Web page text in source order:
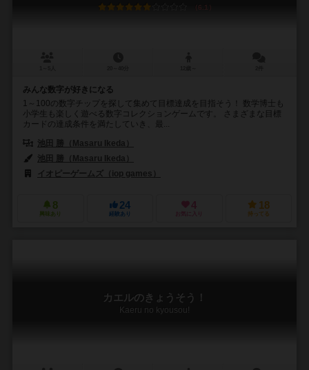
6.1
みんな数字が好きになる
1～100の数字チップを探して集めて目標達成を目指そう！ 数学博士も
小学生も楽しく遊べる数字コレクションゲームです。 さまざまな目標
カードの達成条件を満たしていき、最...
池田 勝（Masaru Ikeda）
池田 勝（Masaru Ikeda）
イオピーゲームズ（iop games）
8
興味あり
24
経験あり
4
お気に入り
18
持ってる
カエルのきょうそう！
Kaeru no kyousou!